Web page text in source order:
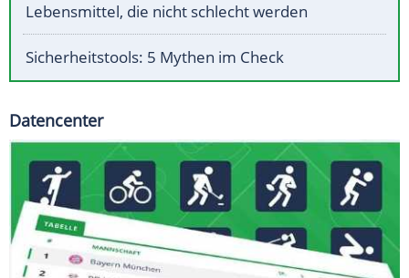
Lebensmittel, die nicht schlecht werden
Sicherheitstools: 5 Mythen im Check
Datencenter